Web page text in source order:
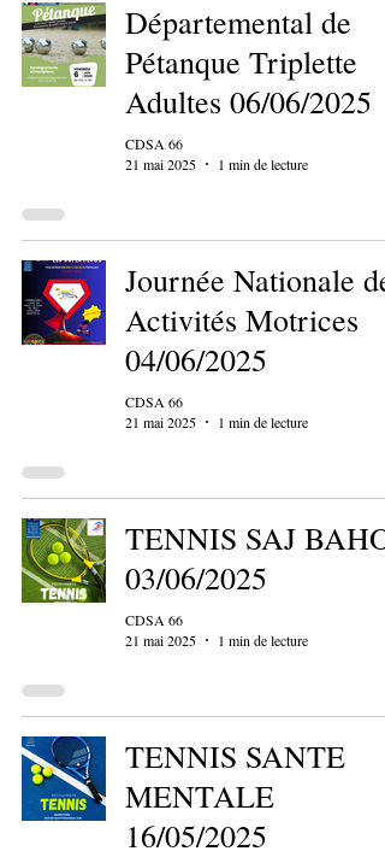
Départemental de
Pétanque Triplette
Adultes 06/06/2025
CDSA 66
21 mai 2025
1 min de lecture
Journée Nationale des
Activités Motrices
04/06/2025
CDSA 66
21 mai 2025
1 min de lecture
TENNIS SAJ BAHO
03/06/2025
CDSA 66
21 mai 2025
1 min de lecture
TENNIS SANTE
MENTALE
16/05/2025